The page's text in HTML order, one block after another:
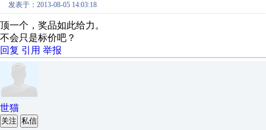
发表于：2013-08-05 14:03:18
顶一个，奖品如此给力。
不会只是标价吧？
回复 引用 举报
世猫
关注 私信